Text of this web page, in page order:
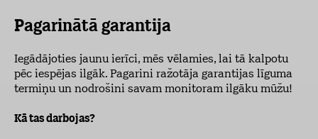
Pagarinātā garantija
Iegādājoties jaunu ierīci, mēs vēlamies, lai tā kalpotu
pēc iespējas ilgāk. Pagarini ražotāja garantijas līguma
termiņu un nodrošini savam monitoram ilgāku mūžu!
Kā tas darbojas?